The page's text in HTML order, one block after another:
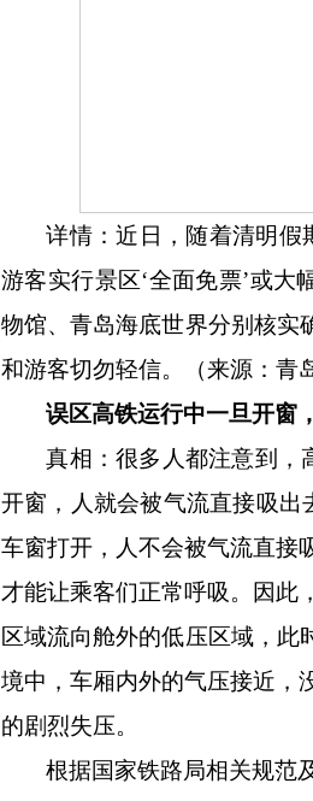
详情：近日，随着清明假
游客实行景区‘全面免票’或
物馆、青岛海底世界分别核实
和游客切勿轻信。（来源：青
误区高铁运行中一旦开窗
真相：很多人都注意到，
开窗，人就会被气流直接吸出
车窗打开，人不会被气流直接
才能让乘客们正常呼吸。因此
区域流向舱外的低压区域，此
境中，车厢内外的气压接近，
的剧烈失压。
根据国家铁路局相关规范